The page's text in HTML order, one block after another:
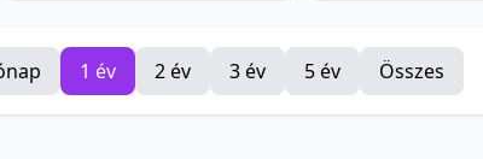
1 év 2 év 3 év 5 év Összes